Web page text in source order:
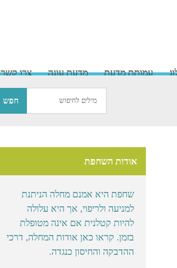
עמותת מדעת מדעת עונה צרו קשר
אודות השחפת
שחפת היא אמנם מחלה הניתנת
למניעה ולריפוי, אך היא עלולה
להיות קטלנית אם אינה מטופלת
בזמן. קראו כאן אודות המחלה, דרכי
ההדבקה והחיסון כנגדה.